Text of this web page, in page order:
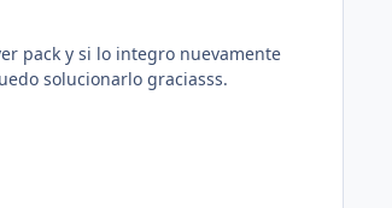
pack y si lo integro nuevamente
solucionarlo graciasss.